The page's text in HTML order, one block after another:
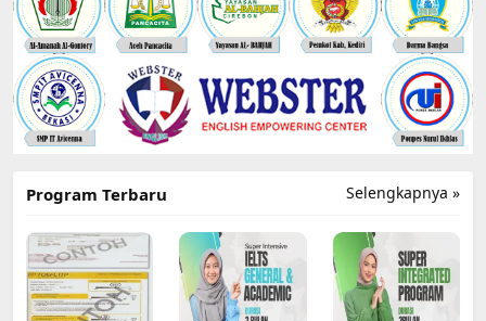
Selengkapnya »
Program Terbaru